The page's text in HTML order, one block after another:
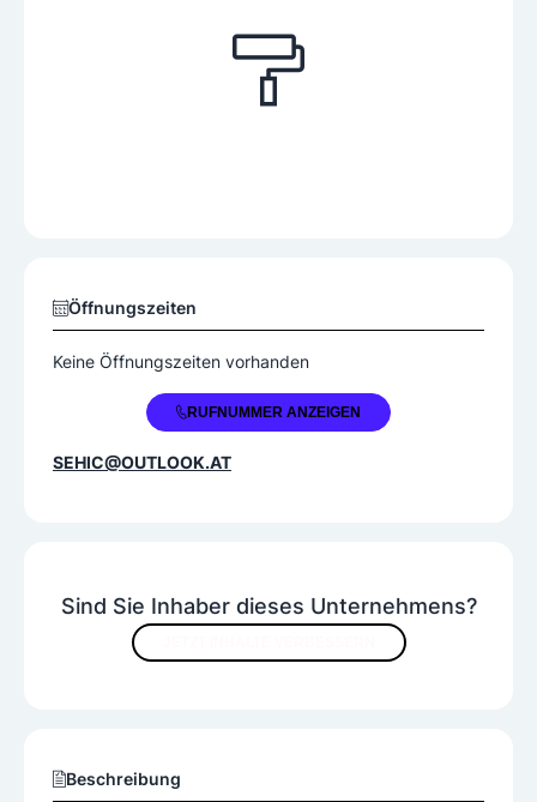
Sind Sie Inhaber dieses Unternehmens?
Beschreibung
Öffnungszeiten
Keine Öffnungszeiten vorhanden
+43 676 4873099RUFNUMMER ANZEIGEN
SEHIC@OUTLOOK.AT